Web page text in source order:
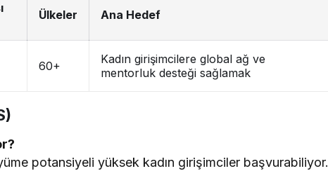
Ülkeler Ana Hedef
60+
Kadın girişimcilere global ağ ve
mentorluk desteği sağlamak
potansiyeli yüksek kadın girişimciler başvurabiliyor.